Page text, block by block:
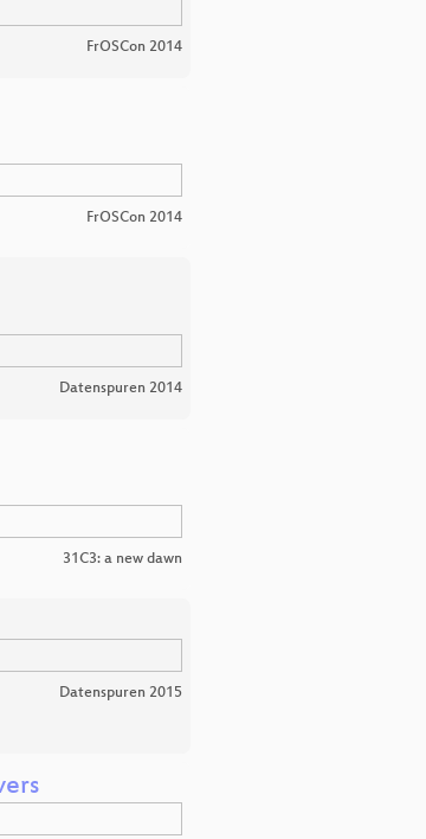
FrOSCon 2014
FrOSCon 2014
Datenspuren 2014
31C3: a new dawn
Datenspuren 2015